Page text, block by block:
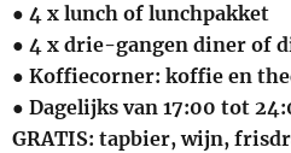
● 4 x lunch of lunchpakket
● 4 x drie-gangen diner of
● Koffiecorner: koffie en
● Dagelijks van 17:00 tot
GRATIS: tapbier, wijn,